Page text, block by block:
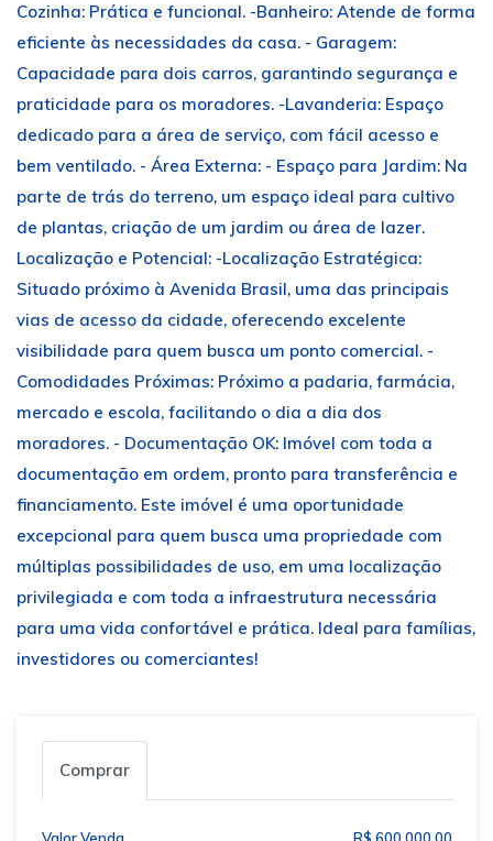
Cozinha: Prática e funcional. -Banheiro: Atende de forma
eficiente às necessidades da casa. - Garagem:
Capacidade para dois carros, garantindo segurança e
praticidade para os moradores. -Lavanderia: Espaço
dedicado para a área de serviço, com fácil acesso e
bem ventilado. - Área Externa: - Espaço para Jardim: Na
parte de trás do terreno, um espaço ideal para cultivo
de plantas, criação de um jardim ou área de lazer.
Localização e Potencial: -Localização Estratégica:
Situado próximo à Avenida Brasil, uma das principais
vias de acesso da cidade, oferecendo excelente
visibilidade para quem busca um ponto comercial. -
Comodidades Próximas: Próximo a padaria, farmácia,
mercado e escola, facilitando o dia a dia dos
moradores. - Documentação OK: Imóvel com toda a
documentação em ordem, pronto para transferência e
financiamento. Este imóvel é uma oportunidade
excepcional para quem busca uma propriedade com
múltiplas possibilidades de uso, em uma localização
privilegiada e com toda a infraestrutura necessária
para uma vida confortável e prática. Ideal para famílias,
investidores ou comerciantes!
Comprar